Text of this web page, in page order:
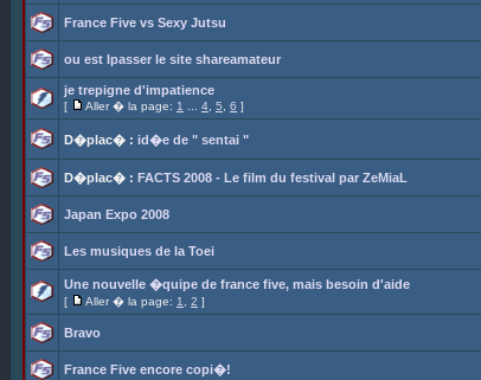
France Five vs Sexy Jutsu
ou est lpasser le site shareamateur
je trepigne d'impatience
[ Aller � la page: 1 4 5 6 ]
D�plac� : id�e de " sentai "
D�plac� : FACTS 2008 - Le film du festival par ZeMiaL
Japan Expo 2008
Les musiques de la Toei
Une nouvelle �quipe de france five, mais besoin d'aide
[ Aller � la page: 1 2 ]
Bravo
France Five encore copi�!